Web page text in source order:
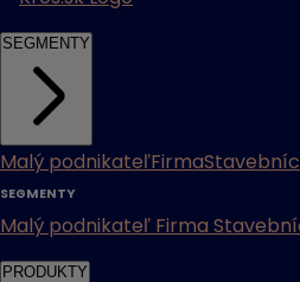
SEGMENTY
Malý podnikateľFirma
SEGMENTY
Malý podnikateľ Firma
PRODUKTY